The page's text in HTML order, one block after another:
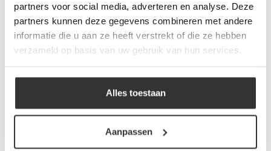
partners voor social media, adverteren en analyse. Deze
partners kunnen deze gegevens combineren met andere
informatie die u aan ze heeft verstrekt of die ze hebben
verzameld op basis van uw gebruik van hun services.
Alles toestaan
Aanpassen